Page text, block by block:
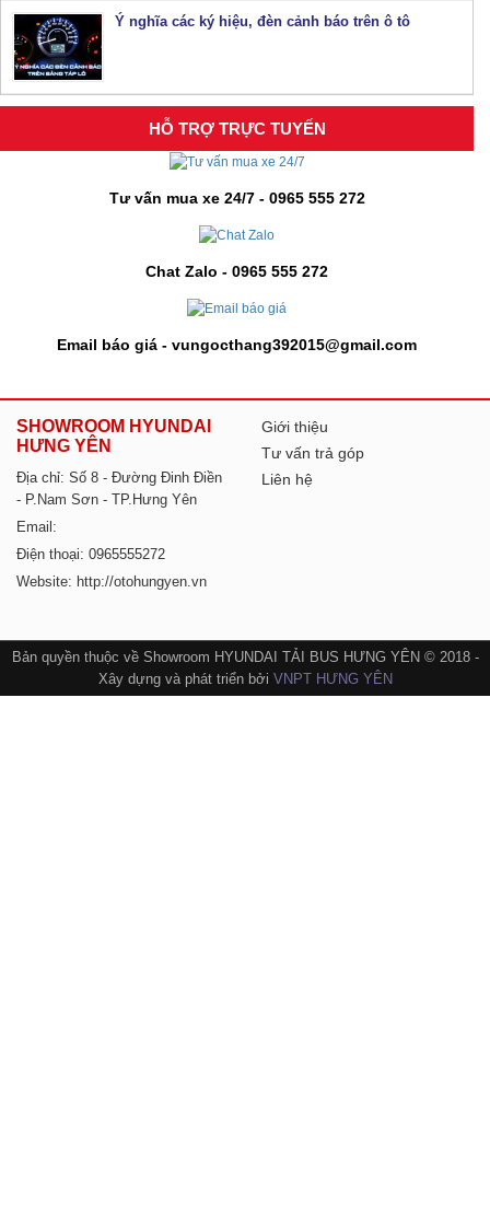
Ý nghĩa các ký hiệu, đèn cảnh báo trên ô tô
HỖ TRỢ TRỰC TUYẾN
Tư vấn mua xe 24/7 - 0965 555 272
Chat Zalo - 0965 555 272
Email báo giá - vungocthang392015@gmail.com
SHOWROOM HYUNDAI
HƯNG YÊN
Địa chỉ: Số 8 - Đường Đinh Điền
- P.Nam Sơn - TP.Hưng Yên
Email:
Điện thoại: 0965555272
Website: http://otohungyen.vn
Giới thiệu
Tư vấn trả góp
Liên hệ
Bản quyền thuộc về Showroom HYUNDAI TẢI BUS HƯNG YÊN © 2018 -
Xây dựng và phát triển bởi VNPT HƯNG YÊN